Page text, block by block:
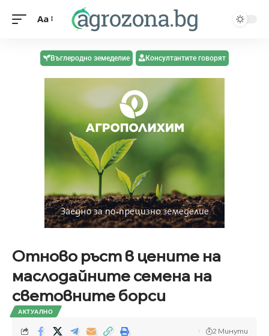
Aa
Въглеродно земеделие Консултантите говорят
Отново ръст в цените на
маслодайните семена на
световните борси
АКТУАЛНО
2 Минути